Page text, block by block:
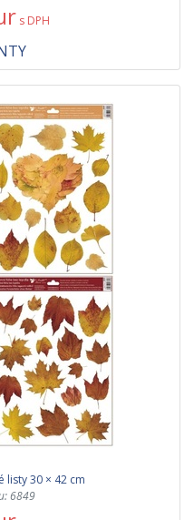
s DPH
listy 30 × 42 cm
6849